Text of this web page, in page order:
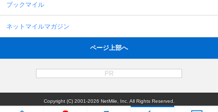
ブックマイル
ネットマイルマガジン
ページ上部へ
PR
Copyright (C) 2001-2026 NetMile, Inc. All Rights Reserved.